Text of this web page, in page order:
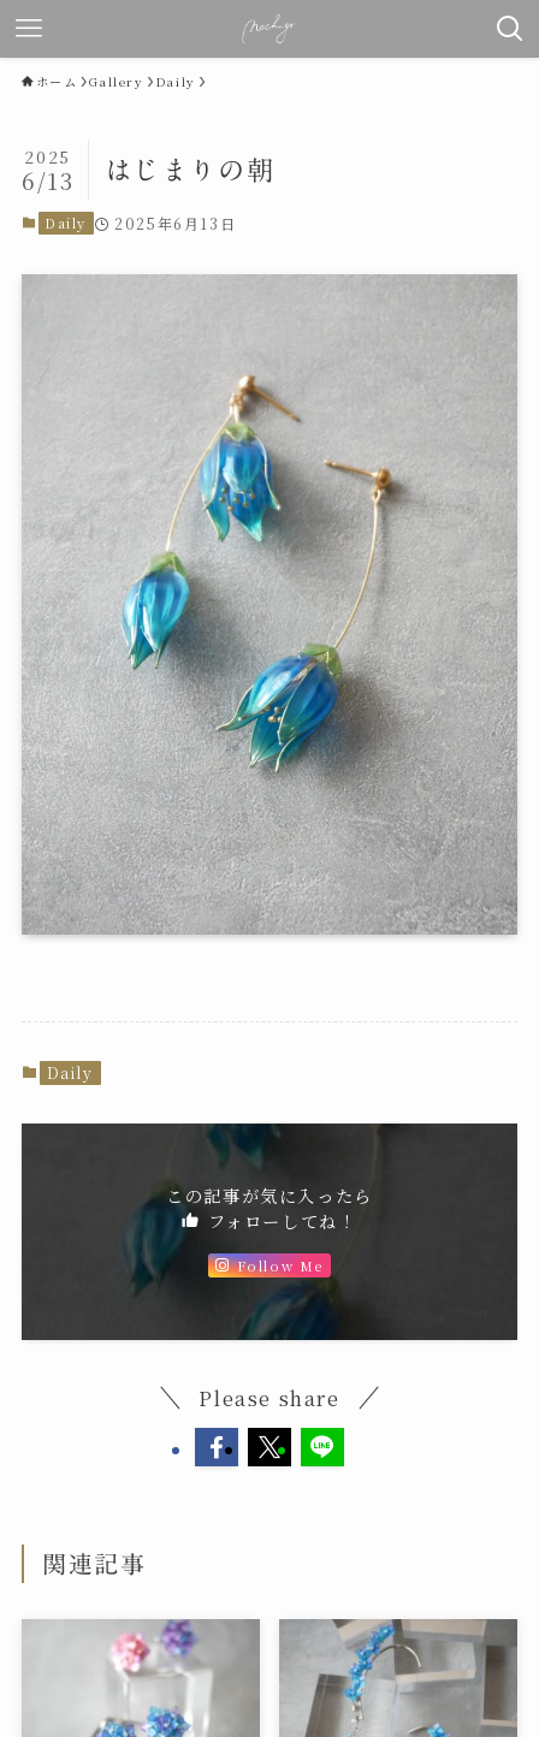
ホーム Gallery Daily
はじまりの朝
2025
6/13
Daily 2025年6月13日
Daily
この記事が気に入ったら
フォローしてね！
Follow Me
Please share
関連記事